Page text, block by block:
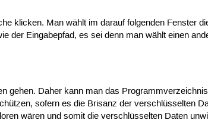
klicken. Man wählt im darauf folgenden Fenster
der Eingabepfad, es sei denn man wählt einen
gehen. Daher kann man das
sofern es die Brisanz der verschlüsselten
wären und somit die verschlüsselten Daten